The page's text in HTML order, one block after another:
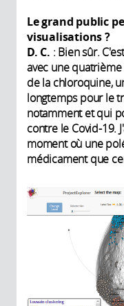
Le grand public
visualisations ?
D. C. : Bien sûr.
avec une
de la chloroquine,
longtemps pour le
notamment et qui
contre le Covid-19.
moment où une
médicament que